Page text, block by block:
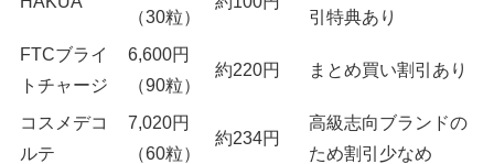
（30粒）
引特典あり
FTCブライ
トチャージ
6,600円
（90粒）
約220円 まとめ買い割引あり
コスメデコ
ルテ
7,020円
（60粒）
約234円
高級志向ブランドの
ため割引少なめ